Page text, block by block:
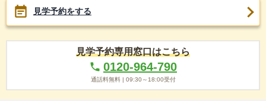
見学予約をする
見学予約専用窓口はこちら
0120-964-790
通話料無料 | 09:30～18:00受付